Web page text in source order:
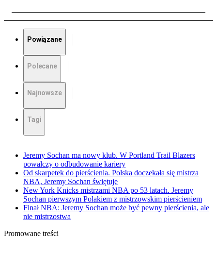
Powiązane
Polecane
Najnowsze
Tagi
Jeremy Sochan ma nowy klub. W Portland Trail Blazers
powalczy o odbudowanie kariery
Od skarpetek do pierścienia. Polska doczekała się mistrza
NBA, Jeremy Sochan świętuje
New York Knicks mistrzami NBA po 53 latach. Jeremy
Sochan pierwszym Polakiem z mistrzowskim pierścieniem
Finał NBA: Jeremy Sochan może być pewny pierścienia, ale
nie mistrzostwa
Promowane treści